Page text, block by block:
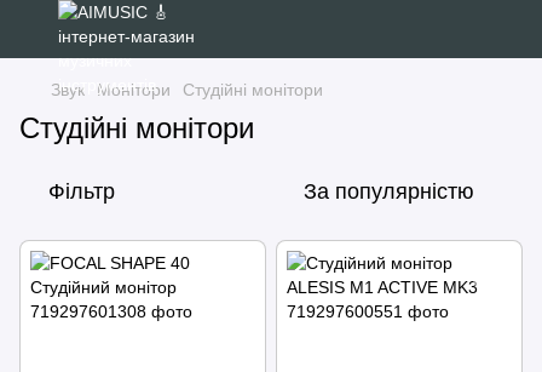
Звук Монітори Студійні монітори
Студійні монітори
Фільтр За популярністю